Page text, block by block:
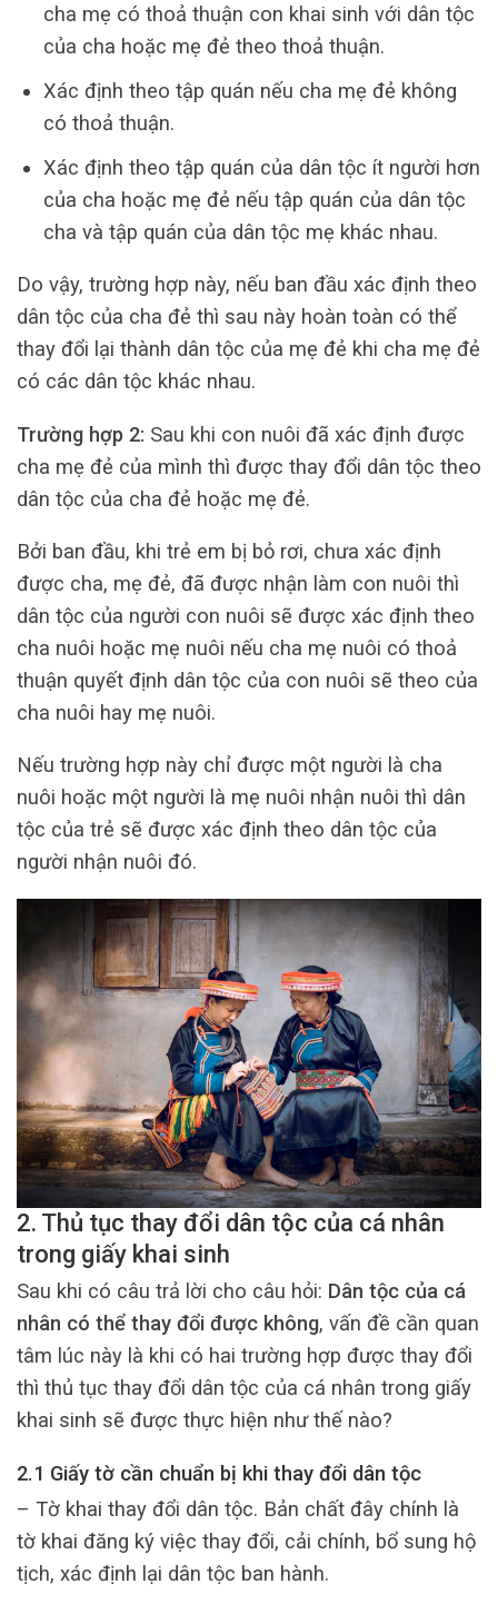
cha mẹ có thoả thuận con khai sinh với dân tộc
của cha hoặc mẹ đẻ theo thoả thuận.
Xác định theo tập quán nếu cha mẹ đẻ không
có thoả thuận.
Xác định theo tập quán của dân tộc ít người hơn
của cha hoặc mẹ đẻ nếu tập quán của dân tộc
cha và tập quán của dân tộc mẹ khác nhau.
Do vậy, trường hợp này, nếu ban đầu xác định theo
dân tộc của cha đẻ thì sau này hoàn toàn có thể
thay đổi lại thành dân tộc của mẹ đẻ khi cha mẹ đẻ
có các dân tộc khác nhau.
Trường hợp 2: Sau khi con nuôi đã xác định được
cha mẹ đẻ của mình thì được thay đổi dân tộc theo
dân tộc của cha đẻ hoặc mẹ đẻ.
Bởi ban đầu, khi trẻ em bị bỏ rơi, chưa xác định
được cha, mẹ đẻ, đã được nhận làm con nuôi thì
dân tộc của người con nuôi sẽ được xác định theo
cha nuôi hoặc mẹ nuôi nếu cha mẹ nuôi có thoả
thuận quyết định dân tộc của con nuôi sẽ theo của
cha nuôi hay mẹ nuôi.
Nếu trường hợp này chỉ được một người là cha
nuôi hoặc một người là mẹ nuôi nhận nuôi thì dân
tộc của trẻ sẽ được xác định theo dân tộc của
người nhận nuôi đó.
2. Thủ tục thay đổi dân tộc của cá nhân
trong giấy khai sinh
Sau khi có câu trả lời cho câu hỏi: Dân tộc của cá
nhân có thể thay đổi được không, vấn đề cần quan
tâm lúc này là khi có hai trường hợp được thay đổi
thì thủ tục thay đổi dân tộc của cá nhân trong giấy
khai sinh sẽ được thực hiện như thế nào?
2.1 Giấy tờ cần chuẩn bị khi thay đổi dân tộc
– Tờ khai thay đổi dân tộc. Bản chất đây chính là
tờ khai đăng ký việc thay đổi, cải chính, bổ sung hộ
tịch, xác định lại dân tộc ban hành.